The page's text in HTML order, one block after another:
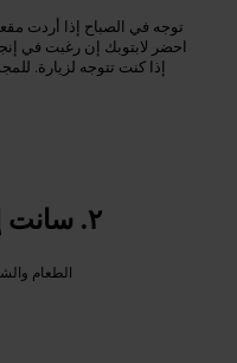
توجه في الصباح إذا أردت
احضر لابتوبك إن رغبت في
إذا كنت تتوجه لزيارة.
سانت
الطعام